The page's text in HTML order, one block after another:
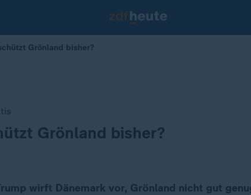
Grönland bisher?
Grönland bisher?
wirft Dänemark vor, Grönland nicht gut